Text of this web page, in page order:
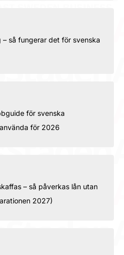
– så fungerar det för svenska
för svenska
för 2026
– så påverkas lån utan
2027)